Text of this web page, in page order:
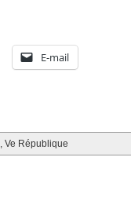
E-mail
, Ve République